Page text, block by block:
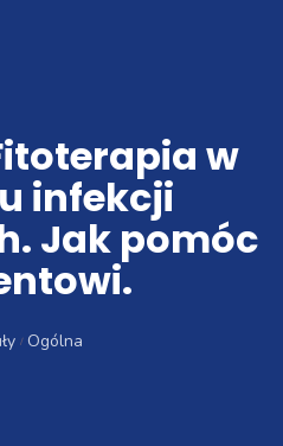
w
infekcji
Jak pomóc
Ogólna